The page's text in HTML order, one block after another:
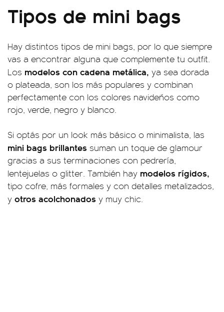
Tipos de mini bags
Hay distintos tipos de mini bags, por lo que siempre
vas a encontrar alguna que complemente tu outfit.
Los modelos con cadena metálica, ya sea dorada
o plateada, son los más populares y combinan
perfectamente con los colores navideños como
rojo, verde, negro y blanco.
Si optás por un look más básico o minimalista, las
mini bags brillantes suman un toque de glamour
gracias a sus terminaciones con pedrería,
lentejuelas o glitter. También hay modelos rígidos,
tipo cofre, más formales y con detalles metalizados,
y otros acolchonados y muy chic.